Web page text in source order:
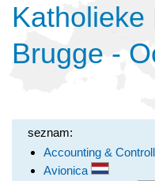
Katholieke
Brugge -
seznam:
Accounting &
Avionica